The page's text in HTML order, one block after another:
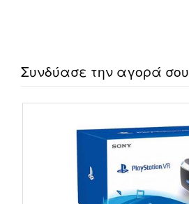
Συνδύασε την αγορά σου